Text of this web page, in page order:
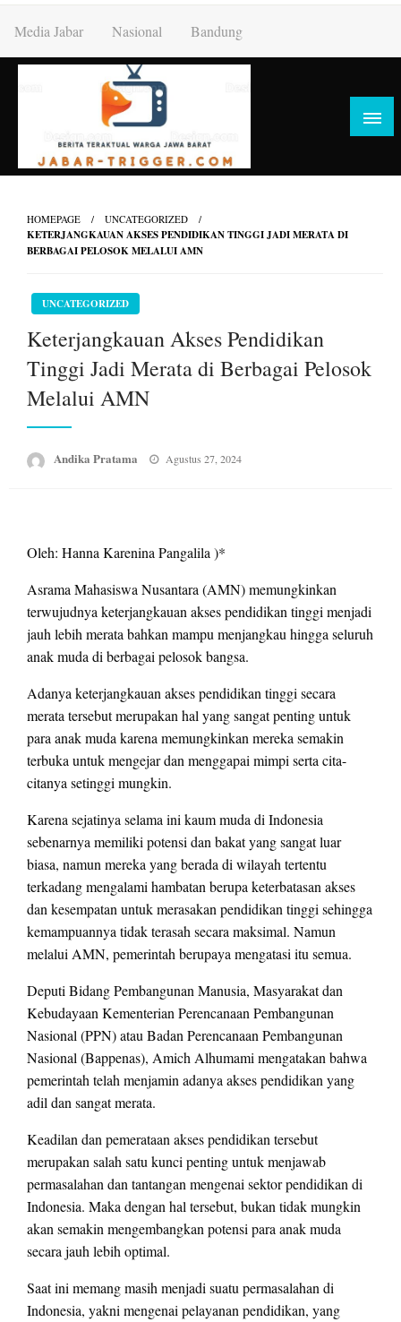
content
Media Jabar Nasional Bandung
HOMEPAGE UNCATEGORIZED
KETERJANGKAUAN AKSES PENDIDIKAN TINGGI JADI MERATA DI
BERBAGAI PELOSOK MELALUI AMN
UNCATEGORIZED
Keterjangkauan Akses Pendidikan
Tinggi Jadi Merata di Berbagai Pelosok
Melalui AMN
Andika Pratama
Posted
Agustus 27, 2024
Oleh: Hanna Karenina Pangalila )*
Asrama Mahasiswa Nusantara (AMN) memungkinkan
terwujudnya keterjangkauan akses pendidikan tinggi menjadi
jauh lebih merata bahkan mampu menjangkau hingga seluruh
anak muda di berbagai pelosok bangsa.
Adanya keterjangkauan akses pendidikan tinggi secara
merata tersebut merupakan hal yang sangat penting untuk
para anak muda karena memungkinkan mereka semakin
terbuka untuk mengejar dan menggapai mimpi serta cita-
citanya setinggi mungkin.
Karena sejatinya selama ini kaum muda di Indonesia
sebenarnya memiliki potensi dan bakat yang sangat luar
biasa, namun mereka yang berada di wilayah tertentu
terkadang mengalami hambatan berupa keterbatasan akses
dan kesempatan untuk merasakan pendidikan tinggi sehingga
kemampuannya tidak terasah secara maksimal. Namun
melalui AMN, pemerintah berupaya mengatasi itu semua.
Deputi Bidang Pembangunan Manusia, Masyarakat dan
Kebudayaan Kementerian Perencanaan Pembangunan
Nasional (PPN) atau Badan Perencanaan Pembangunan
Nasional (Bappenas), Amich Alhumami mengatakan bahwa
pemerintah telah menjamin adanya akses pendidikan yang
adil dan sangat merata.
Keadilan dan pemerataan akses pendidikan tersebut
merupakan salah satu kunci penting untuk menjawab
permasalahan dan tantangan mengenai sektor pendidikan di
Indonesia. Maka dengan hal tersebut, bukan tidak mungkin
akan semakin mengembangkan potensi para anak muda
secara jauh lebih optimal.
Saat ini memang masih menjadi suatu permasalahan di
Indonesia, yakni mengenai pelayanan pendidikan, yang